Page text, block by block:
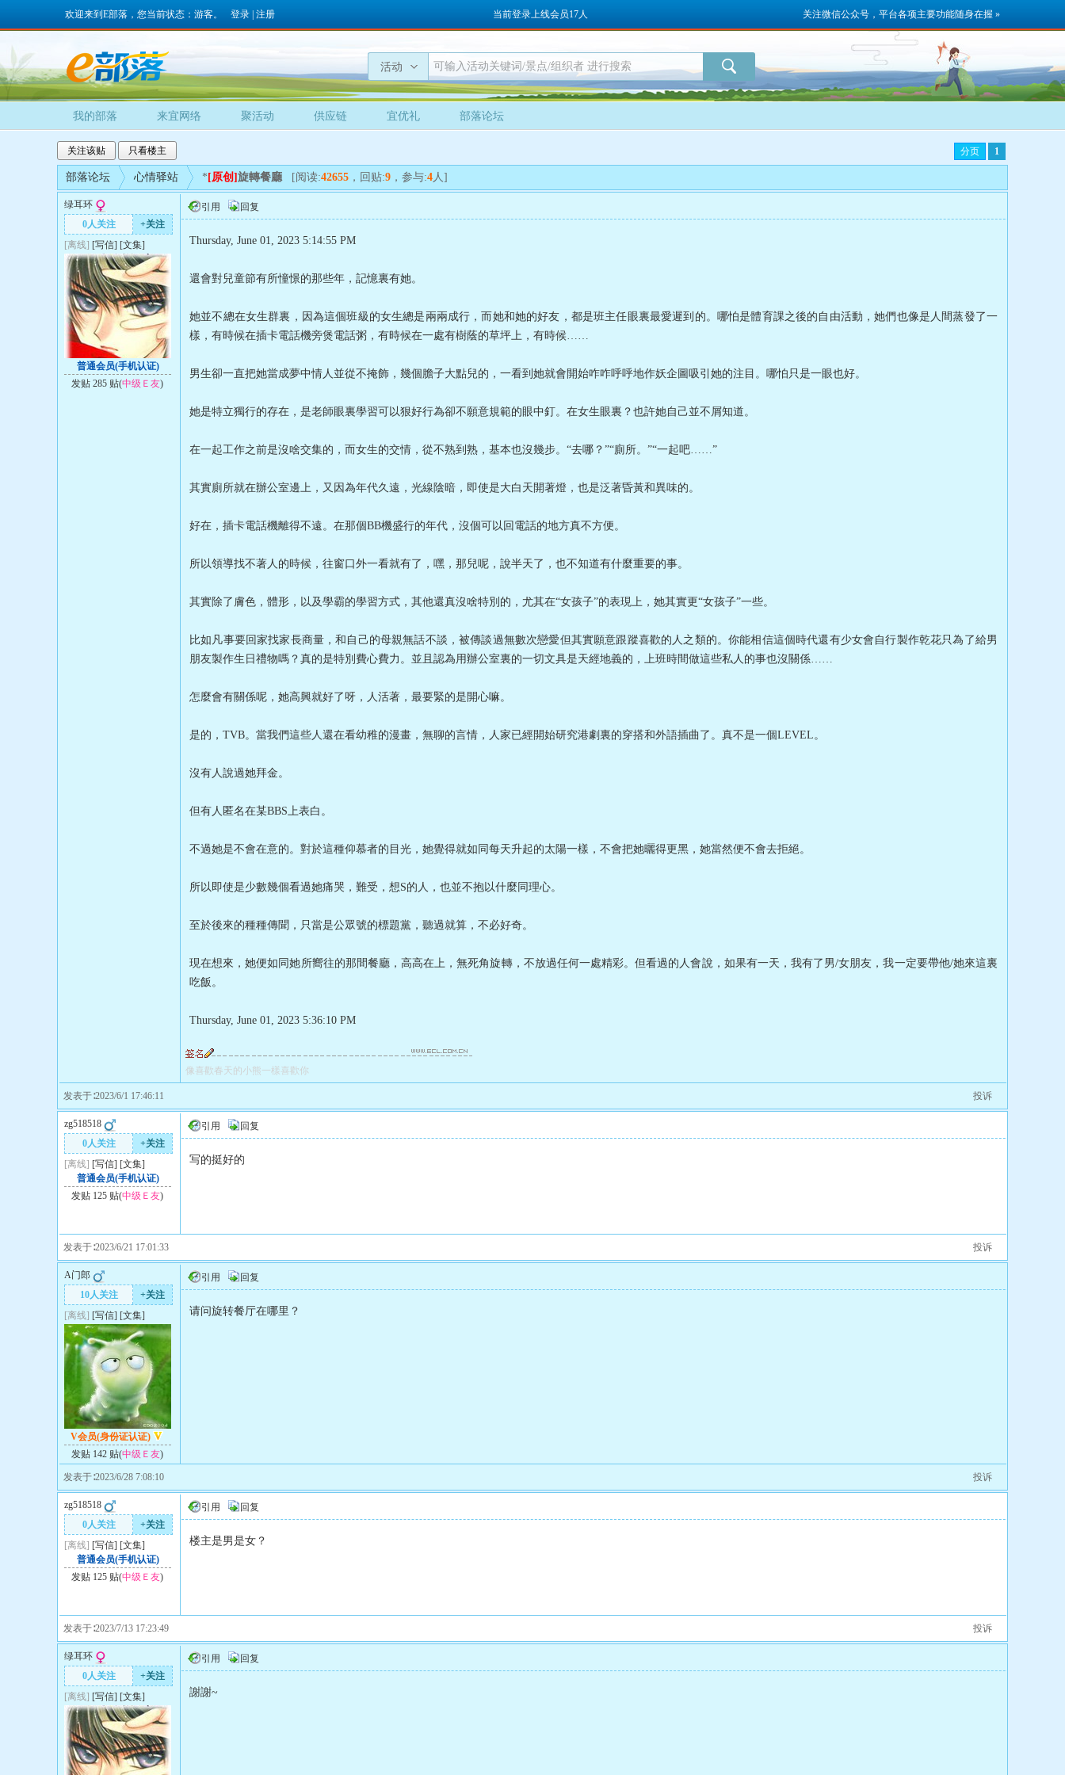
关注微信公众号，平台各项主要功能随身在握 »
欢迎来到E部落，您当前状态：游客。 登录 注册 当前登录上线会员17人
活动
我的部落 来宜网络 聚活动 供应链 宜优礼 部落论坛
关注该贴 只看楼主 分页 1
部落论坛 心情驿站 * [原创] 旋轉餐廳 [阅读:42655 ，回贴:9 ，参与:4人]
绿耳环
0人关注
+关注
[离线] [写信] [文集]
普通会员(手机认证)
发贴 285 贴(中级Ｅ友)
引用 回复
Thursday, June 01, 2023 5:14:55 PM
還會對兒童節有所憧憬的那些年，記憶裏有她。
她並不總在女生群裏，因為這個班級的女生總是兩兩成行，而她和她的好友，都是班主任眼裏最愛遲到的。哪怕是體育課之後的自由活動，她們也像是人間蒸發了一
樣，有時候在插卡電話機旁煲電話粥，有時候在一處有樹蔭的草坪上，有時候……
男生卻一直把她當成夢中情人並從不掩飾，幾個膽子大點兒的，一看到她就會開始咋咋呼呼地作妖企圖吸引她的注目。哪怕只是一眼也好。
她是特立獨行的存在，是老師眼裏學習可以狠好行為卻不願意規範的眼中釘。在女生眼裏？也許她自己並不屑知道。
在一起工作之前是沒啥交集的，而女生的交情，從不熟到熟，基本也沒幾步。“去哪？”“廁所。”“一起吧……”
其實廁所就在辦公室邊上，又因為年代久遠，光線陰暗，即使是大白天開著燈，也是泛著昏黃和異味的。
好在，插卡電話機離得不遠。在那個BB機盛行的年代，沒個可以回電話的地方真不方便。
所以領導找不著人的時候，往窗口外一看就有了，嘿，那兒呢，說半天了，也不知道有什麼重要的事。
其實除了膚色，體形，以及學霸的學習方式，其他還真沒啥特別的，尤其在“女孩子”的表現上，她其實更“女孩子”一些。
比如凡事要回家找家長商量，和自己的母親無話不談，被傳談過無數次戀愛但其實願意跟蹤喜歡的人之類的。你能相信這個時代還有少女會自行製作乾花只為了給男
朋友製作生日禮物嗎？真的是特別費心費力。並且認為用辦公室裏的一切文具是天經地義的，上班時間做這些私人的事也沒關係……
怎麼會有關係呢，她高興就好了呀，人活著，最要緊的是開心嘛。
是的，TVB。當我們這些人還在看幼稚的漫畫，無聊的言情，人家已經開始研究港劇裏的穿搭和外語插曲了。真不是一個LEVEL。
沒有人說過她拜金。
但有人匿名在某BBS上表白。
不過她是不會在意的。對於這種仰慕者的目光，她覺得就如同每天升起的太陽一樣，不會把她曬得更黑，她當然便不會去拒絕。
所以即使是少數幾個看過她痛哭，難受，想S的人，也並不抱以什麼同理心。
至於後來的種種傳聞，只當是公眾號的標題黨，聽過就算，不必好奇。
現在想來，她便如同她所嚮往的那間餐廳，高高在上，無死角旋轉，不放過任何一處精彩。但看過的人會說，如果有一天，我有了男/女朋友，我一定要帶他/她來這裏
吃飯。
Thursday, June 01, 2023 5:36:10 PM
像喜歡春天的小熊一樣喜歡你
发表于∶2023/6/1 17:46:11 投诉
zg518518
0人关注
+关注
[离线] [写信] [文集]
普通会员(手机认证)
发贴 125 贴(中级Ｅ友)
引用 回复
写的挺好的
发表于∶2023/6/21 17:01:33 投诉
A门郎
10人关注
+关注
[离线] [写信] [文集]
V会员(身份证认证)
发贴 142 贴(中级Ｅ友)
引用 回复
请问旋转餐厅在哪里？
发表于∶2023/6/28 7:08:10 投诉
zg518518
0人关注
+关注
[离线] [写信] [文集]
普通会员(手机认证)
发贴 125 贴(中级Ｅ友)
引用 回复
楼主是男是女？
发表于∶2023/7/13 17:23:49 投诉
绿耳环
0人关注
+关注
[离线] [写信] [文集]
引用 回复
謝謝~